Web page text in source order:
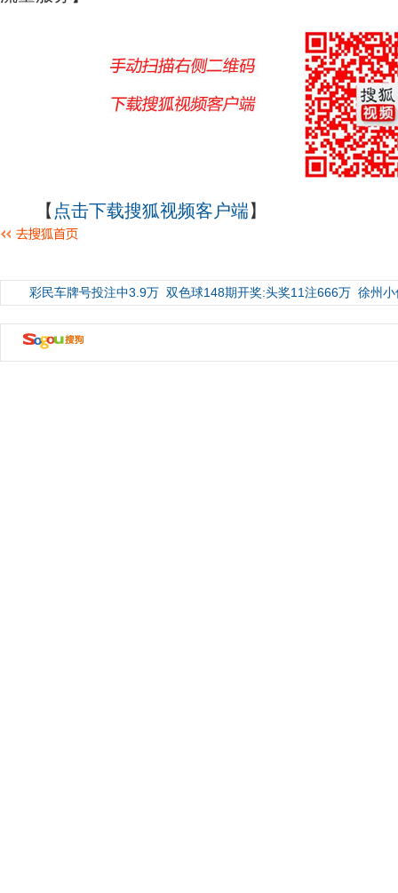
【 点击下载搜狐视频客户端】
彩民车牌号投注中3.9万 双色球148期开奖:头奖11注666万 徐州